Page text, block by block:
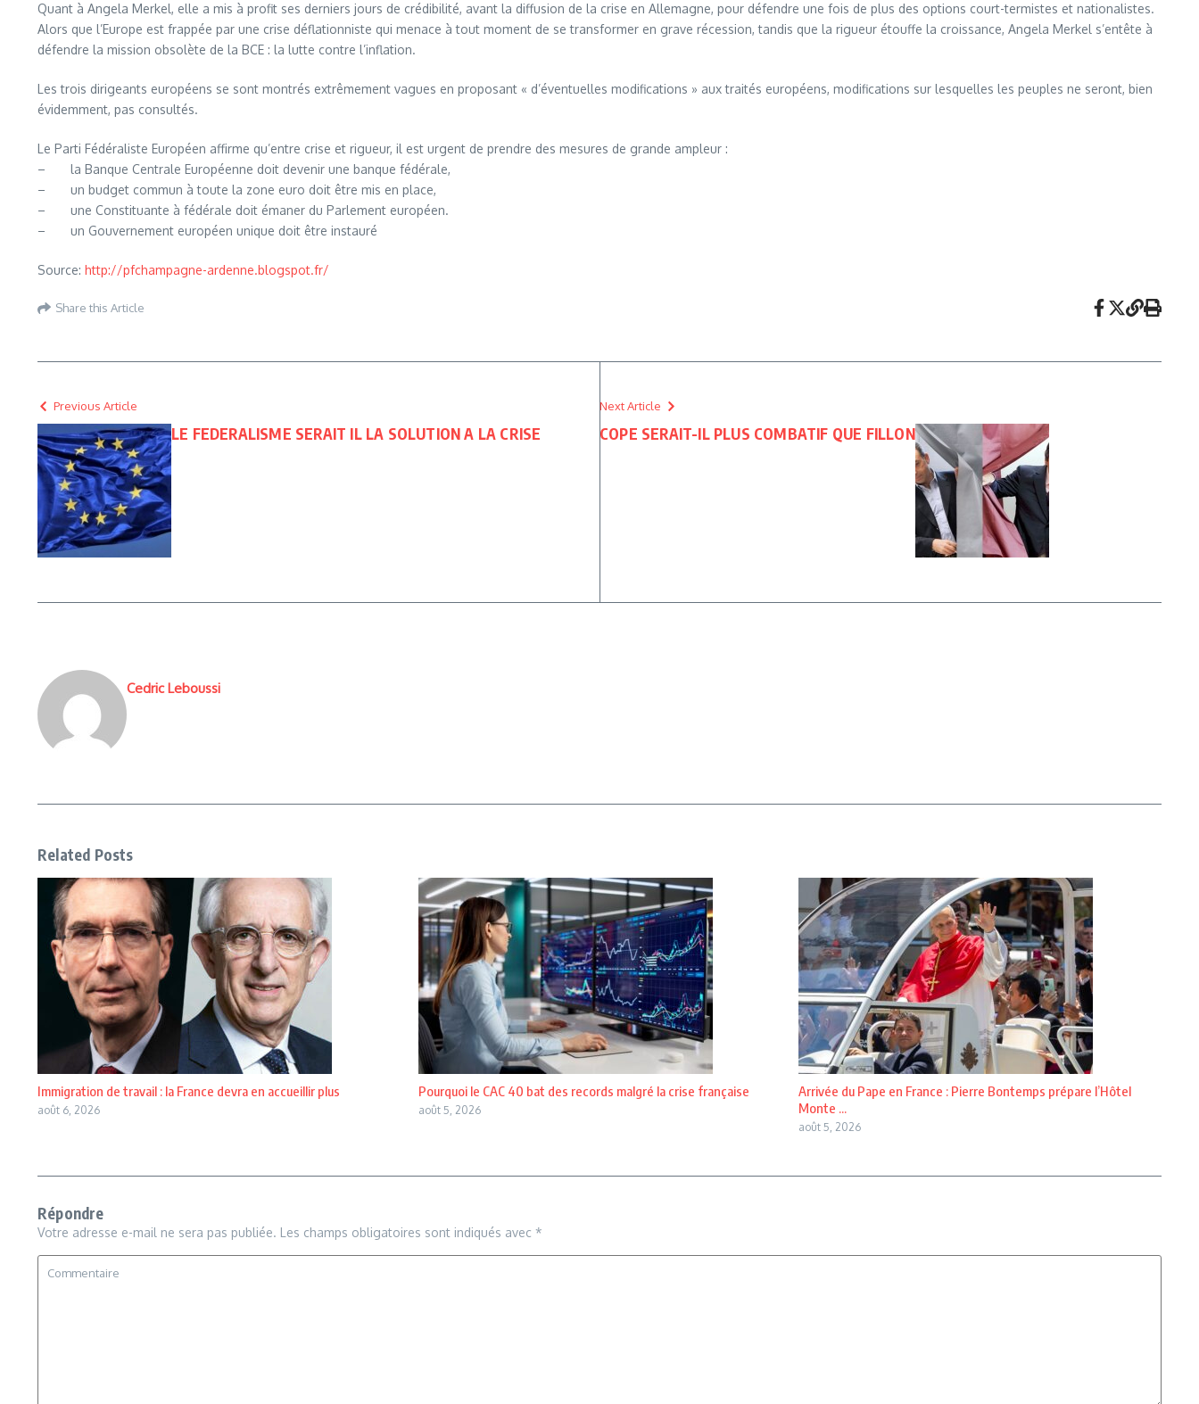
Quant à Angela Merkel, elle a mis à profit ses derniers jours de crédibilité, avant la diffusion de la crise en Allemagne, pour défendre une fois de plus des options court-termistes et nationalistes.
Alors que l’Europe est frappée par une crise déflationniste qui menace à tout moment de se transformer en grave récession, tandis que la rigueur étouffe la croissance, Angela Merkel s’entête à
défendre la mission obsolète de la BCE : la lutte contre l’inflation.
Les trois dirigeants européens se sont montrés extrêmement vagues en proposant « d’éventuelles modifications » aux traités européens, modifications sur lesquelles les peuples ne seront, bien
évidemment, pas consultés.
Le Parti Fédéraliste Européen affirme qu’entre crise et rigueur, il est urgent de prendre des mesures de grande ampleur :
– la Banque Centrale Européenne doit devenir une banque fédérale,
– un budget commun à toute la zone euro doit être mis en place,
– une Constituante à fédérale doit émaner du Parlement européen.
– un Gouvernement européen unique doit être instauré
Source: http://pfchampagne-ardenne.blogspot.fr/
Share this Article
Previous Article
LE FEDERALISME SERAIT IL LA SOLUTION A LA CRISE
Next Article
COPE SERAIT-IL PLUS COMBATIF QUE FILLON
Cedric Leboussi
Related Posts
Immigration de travail : la France devra en accueillir plus
août 6, 2026
Pourquoi le CAC 40 bat des records malgré la crise française
août 5, 2026
Arrivée du Pape en France : Pierre Bontemps prépare l’Hôtel
Monte ...
août 5, 2026
Répondre
Votre adresse e-mail ne sera pas publiée. Les champs obligatoires sont indiqués avec *